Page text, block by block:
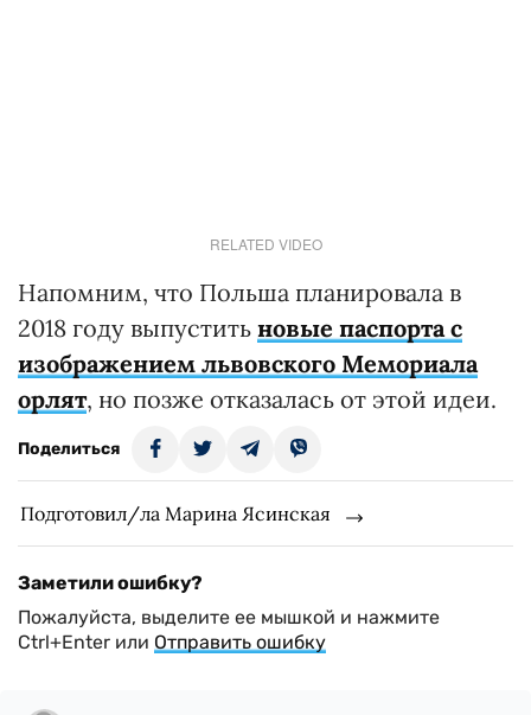
RELATED VIDEO
Напомним, что Польша планировала в
2018 году выпустить новые паспорта с
изображением львовского Мемориала
орлят, но позже отказалась от этой идеи.
Поделиться
Подготовил/ла Марина Ясинская
Заметили ошибку?
Пожалуйста, выделите ее мышкой и нажмите
Ctrl+Enter или Отправить ошибку